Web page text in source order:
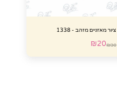
ציור מאזניים מזהב - 1338
₪30
₪20